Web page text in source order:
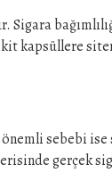
kapsüllere
sebebi
gerçek